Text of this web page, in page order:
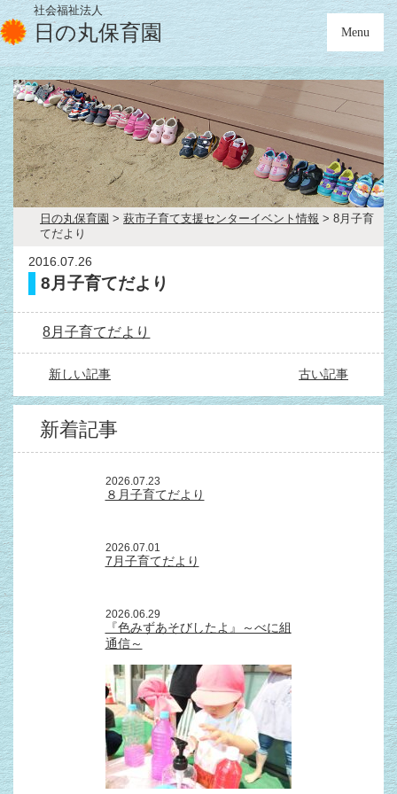
社会福祉法人
日の丸保育園 Menu
日の丸保育園 > 萩市子育て支援センターイベント情報 > 8月子育
てだより
2016.07.26
8月子育てだより
8月子育てだより
新しい記事 古い記事
新着記事
2026.07.23
８月子育てだより
2026.07.01
7月子育てだより
2026.06.29
『色みずあそびしたよ』～べに組
通信～